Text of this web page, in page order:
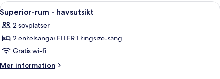
havsutsikt
Öppna
alla
foton
för
Superior-
rum
Superior-rum - havsutsikt | Utsikt
8
Superior-rum - havsutsikt
2 sovplatser
2 enkelsängar ELLER 1 kingsize-säng
Gratis wi-fi
Mer information
Mer